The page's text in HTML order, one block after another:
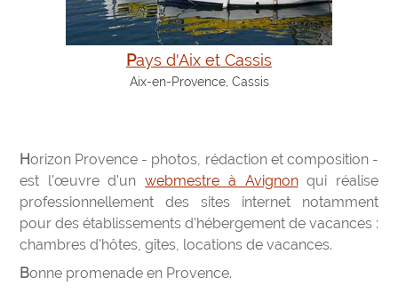
Pays d'Aix et Cassis
Aix-en-Provence, Cassis
Horizon Provence - photos, rédaction et composition -
est l'œuvre d'unwebmestre à Avignonqui réalise
professionnellement des sites internet notamment
pour des établissements d’hébergement de vacances :
chambres d'hôtes, gîtes, locations de vacances.
Bonne promenade en Provence.